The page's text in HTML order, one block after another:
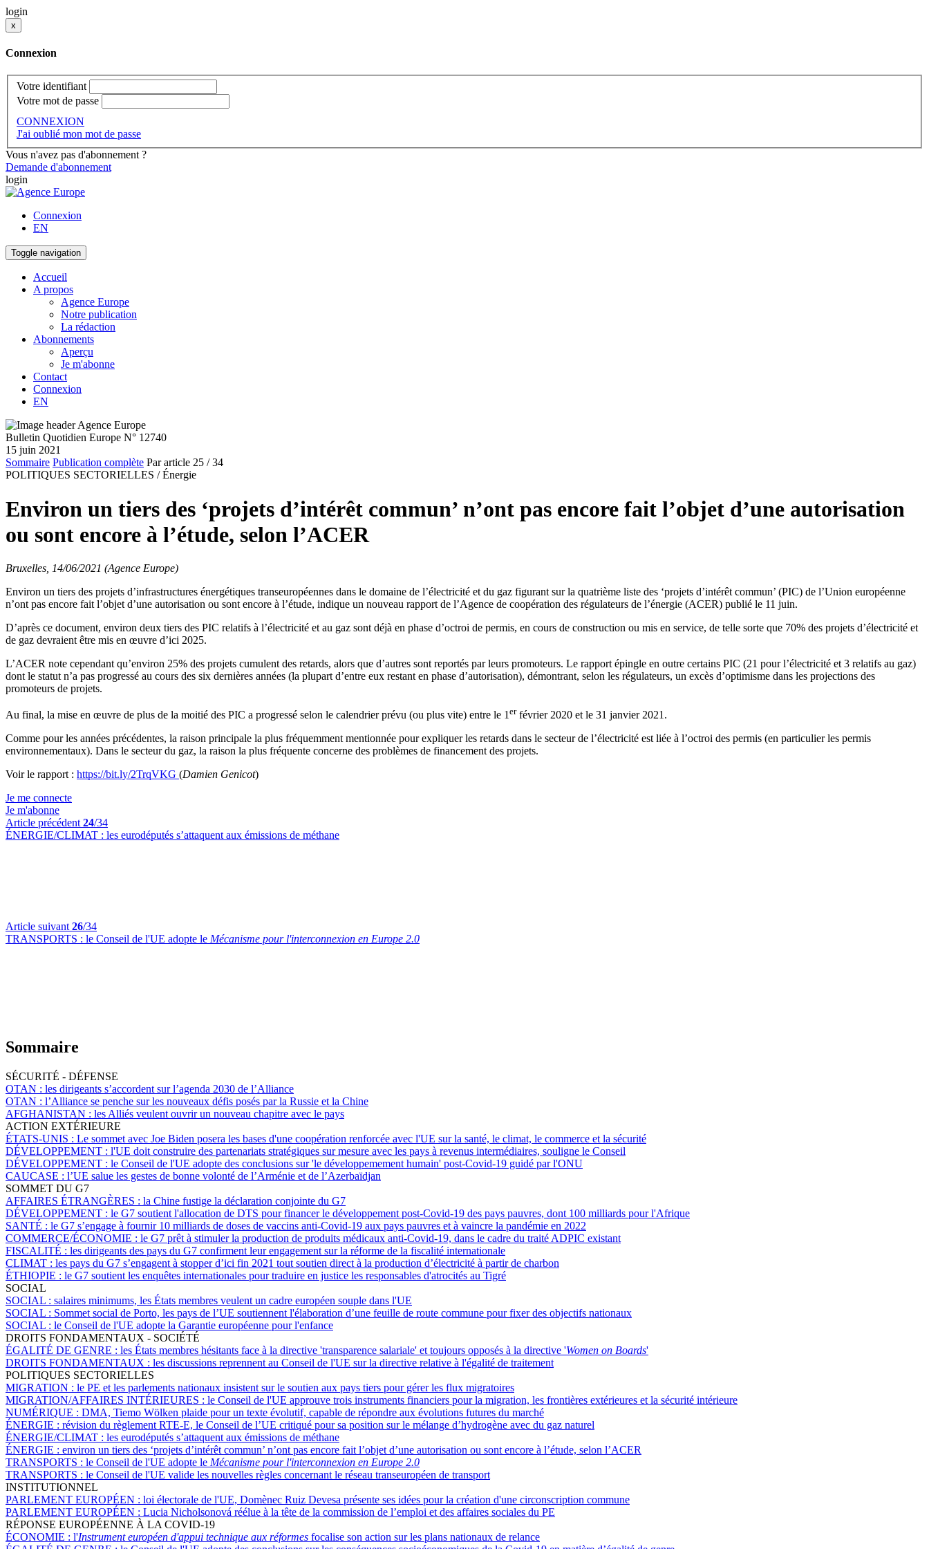
login
x
Connexion
Votre identifiant
Votre mot de passe
CONNEXION
J'ai oublié mon mot de passe
Vous n'avez pas d'abonnement ?
Demande d'abonnement
login
Connexion
EN
Toggle navigation
Accueil
A propos
Agence Europe
Notre publication
La rédaction
Abonnements
Aperçu
Je m'abonne
Contact
Connexion
EN
Bulletin Quotidien Europe N° 12740
15 juin 2021
Sommaire Publication complète Par article 25 / 34
POLITIQUES SECTORIELLES / Énergie
Environ un tiers des ‘projets d’intérêt commun’ n’ont pas encore fait l’objet d’une autorisation
ou sont encore à l’étude, selon l’ACER
Bruxelles, 14/06/2021 (Agence Europe)
Environ un tiers des projets d’infrastructures énergétiques transeuropéennes dans le domaine de l’électricité et du gaz figurant sur la quatrième liste des ‘projets d’intérêt commun’ (PIC) de l’Union européenne
n’ont pas encore fait l’objet d’une autorisation ou sont encore à l’étude, indique un nouveau rapport de l’Agence de coopération des régulateurs de l’énergie (ACER) publié le 11 juin.
D’après ce document, environ deux tiers des PIC relatifs à l’électricité et au gaz sont déjà en phase d’octroi de permis, en cours de construction ou mis en service, de telle sorte que 70% des projets d’électricité et
de gaz devraient être mis en œuvre d’ici 2025.
L’ACER note cependant qu’environ 25% des projets cumulent des retards, alors que d’autres sont reportés par leurs promoteurs. Le rapport épingle en outre certains PIC (21 pour l’électricité et 3 relatifs au gaz)
dont le statut n’a pas progressé au cours des six dernières années (la plupart d’entre eux restant en phase d’autorisation), démontrant, selon les régulateurs, un excès d’optimisme dans les projections des
promoteurs de projets.
Au final, la mise en œuvre de plus de la moitié des PIC a progressé selon le calendrier prévu (ou plus vite) entre le 1 erfévrier 2020 et le 31 janvier 2021.
Comme pour les années précédentes, la raison principale la plus fréquemment mentionnée pour expliquer les retards dans le secteur de l’électricité est liée à l’octroi des permis (en particulier les permis
environnementaux). Dans le secteur du gaz, la raison la plus fréquente concerne des problèmes de financement des projets.
Voir le rapport : https://bit.ly/2TrqVKG (Damien Genicot)
Je me connecte
Je m'abonne
Article précédent 24/34
ÉNERGIE/CLIMAT : les eurodéputés s’attaquent aux émissions de méthane
Article suivant 26/34
TRANSPORTS : le Conseil de l'UE adopte le Mécanisme pour l'interconnexion en Europe 2.0
Sommaire
SÉCURITÉ - DÉFENSE
OTAN : les dirigeants s’accordent sur l’agenda 2030 de l’Alliance
OTAN : l’Alliance se penche sur les nouveaux défis posés par la Russie et la Chine
AFGHANISTAN : les Alliés veulent ouvrir un nouveau chapitre avec le pays
ACTION EXTÉRIEURE
ÉTATS-UNIS : Le sommet avec Joe Biden posera les bases d'une coopération renforcée avec l'UE sur la santé, le climat, le commerce et la sécurité
DÉVELOPPEMENT : l'UE doit construire des partenariats stratégiques sur mesure avec les pays à revenus intermédiaires, souligne le Conseil
DÉVELOPPEMENT : le Conseil de l'UE adopte des conclusions sur 'le développemement humain' post-Covid-19 guidé par l'ONU
CAUCASE : l’UE salue les gestes de bonne volonté de l’Arménie et de l’Azerbaïdjan
SOMMET DU G7
AFFAIRES ÉTRANGÈRES : la Chine fustige la déclaration conjointe du G7
DÉVELOPPEMENT : le G7 soutient l'allocation de DTS pour financer le développement post-Covid-19 des pays pauvres, dont 100 milliards pour l'Afrique
SANTÉ : le G7 s’engage à fournir 10 milliards de doses de vaccins anti-Covid-19 aux pays pauvres et à vaincre la pandémie en 2022
COMMERCE/ÉCONOMIE : le G7 prêt à stimuler la production de produits médicaux anti-Covid-19, dans le cadre du traité ADPIC existant
FISCALITÉ : les dirigeants des pays du G7 confirment leur engagement sur la réforme de la fiscalité internationale
CLIMAT : les pays du G7 s’engagent à stopper d’ici fin 2021 tout soutien direct à la production d’électricité à partir de charbon
ÉTHIOPIE : le G7 soutient les enquêtes internationales pour traduire en justice les responsables d'atrocités au Tigré
SOCIAL
SOCIAL : salaires minimums, les États membres veulent un cadre européen souple dans l'UE
SOCIAL : Sommet social de Porto, les pays de l’UE soutiennent l'élaboration d’une feuille de route commune pour fixer des objectifs nationaux
SOCIAL : le Conseil de l'UE adopte la Garantie européenne pour l'enfance
DROITS FONDAMENTAUX - SOCIÉTÉ
ÉGALITÉ DE GENRE : les États membres hésitants face à la directive 'transparence salariale' et toujours opposés à la directive 'Women on Boards'
DROITS FONDAMENTAUX : les discussions reprennent au Conseil de l'UE sur la directive relative à l'égalité de traitement
POLITIQUES SECTORIELLES
MIGRATION : le PE et les parlements nationaux insistent sur le soutien aux pays tiers pour gérer les flux migratoires
MIGRATION/AFFAIRES INTÉRIEURES : le Conseil de l'UE approuve trois instruments financiers pour la migration, les frontières extérieures et la sécurité intérieure
NUMÉRIQUE : DMA, Tiemo Wölken plaide pour un texte évolutif, capable de répondre aux évolutions futures du marché
ÉNERGIE : révision du règlement RTE-E, le Conseil de l’UE critiqué pour sa position sur le mélange d’hydrogène avec du gaz naturel
ÉNERGIE/CLIMAT : les eurodéputés s’attaquent aux émissions de méthane
ÉNERGIE : environ un tiers des ‘projets d’intérêt commun’ n’ont pas encore fait l’objet d’une autorisation ou sont encore à l’étude, selon l’ACER
TRANSPORTS : le Conseil de l'UE adopte le Mécanisme pour l'interconnexion en Europe 2.0
TRANSPORTS : le Conseil de l'UE valide les nouvelles règles concernant le réseau transeuropéen de transport
INSTITUTIONNEL
PARLEMENT EUROPÉEN : loi électorale de l'UE, Domènec Ruiz Devesa présente ses idées pour la création d'une circonscription commune
PARLEMENT EUROPÉEN : Lucia Nicholsonová réélue à la tête de la commission de l’emploi et des affaires sociales du PE
RÉPONSE EUROPÉENNE À LA COVID-19
ÉCONOMIE : l'Instrument européen d'appui technique aux réformes focalise son action sur les plans nationaux de relance